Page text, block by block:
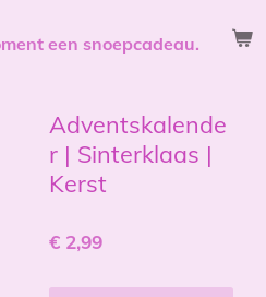
een snoepcadeau.
Adventskalende
r | Sinterklaas |
Kerst
€ 2,99